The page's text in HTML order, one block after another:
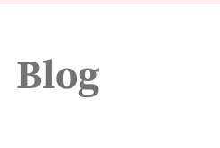
Blog